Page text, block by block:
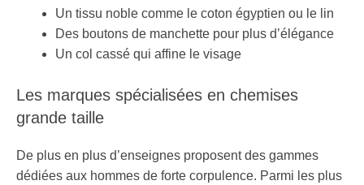
Un tissu noble comme le coton égyptien ou le lin
Des boutons de manchette pour plus d’élégance
Un col cassé qui affine le visage
Les marques spécialisées en chemises
grande taille
De plus en plus d’enseignes proposent des gammes
dédiées aux hommes de forte corpulence. Parmi les plus